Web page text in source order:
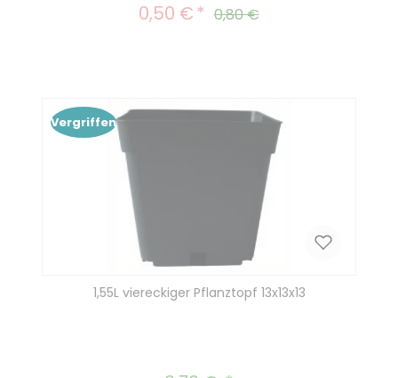
Verkaufspreis:
0,50 € Regulärer Preis:
0,80 €
Vergriffen
1,55L viereckiger Pflanztopf 13x13x13